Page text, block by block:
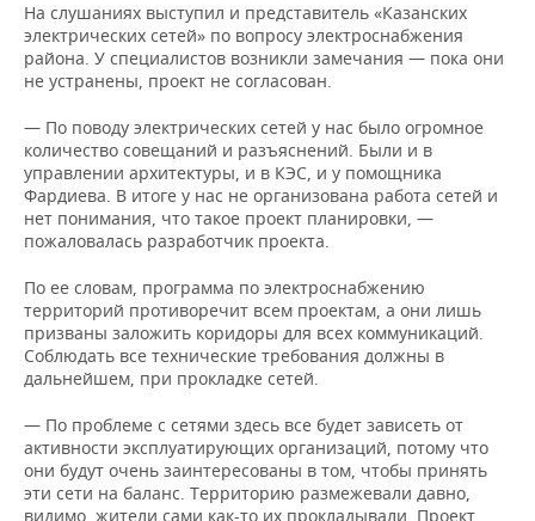
На слушаниях выступил и представитель «Казанских
электрических сетей» по вопросу электроснабжения
района. У специалистов возникли замечания — пока они
не устранены, проект не согласован.
— По поводу электрических сетей у нас было огромное
количество совещаний и разъяснений. Были и в
управлении архитектуры, и в КЭС, и у помощника
Фардиева. В итоге у нас не организована работа сетей и
нет понимания, что такое проект планировки, —
пожаловалась разработчик проекта.
По ее словам, программа по электроснабжению
территорий противоречит всем проектам, а они лишь
призваны заложить коридоры для всех коммуникаций.
Соблюдать все технические требования должны в
дальнейшем, при прокладке сетей.
— По проблеме с сетями здесь все будет зависеть от
активности эксплуатирующих организаций, потому что
они будут очень заинтересованы в том, чтобы принять
эти сети на баланс. Территорию размежевали давно,
видимо, жители сами как-то их прокладывали. Проект